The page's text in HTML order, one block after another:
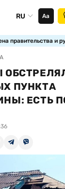
RU Аа
правительства и
ПУНКТА
ЕСТЬ